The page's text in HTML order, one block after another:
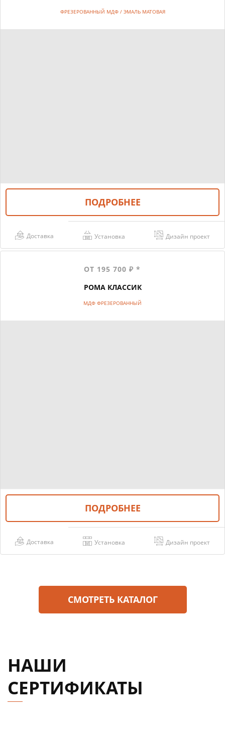
ФРЕЗЕРОВАННЫЙ МДФ / ЭМАЛЬ МАТОВАЯ
ПОДРОБНЕЕ
Доставка Установка Дизайн проект
ОТ 195 700 ₽ *
РОМА КЛАССИК
МДФ ФРЕЗЕРОВАННЫЙ
ПОДРОБНЕЕ
Доставка Установка Дизайн проект
СМОТРЕТЬ КАТАЛОГ
НАШИ
СЕРТИФИКАТЫ